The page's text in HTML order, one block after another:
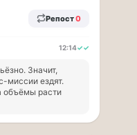
Репост0
12:14✓✓
Значит,
миссии ездят.
объёмы расти